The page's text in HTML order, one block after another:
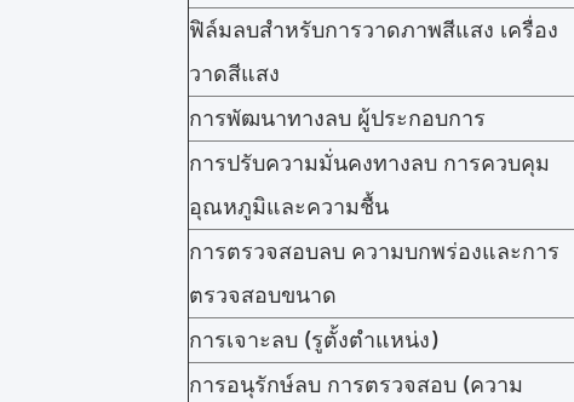
ฟิล์มลบสําหรับการวาดภาพสีแสง เครื่อง
วาดสีแสง
การพัฒนาทางลบ ผู้ประกอบการ
การปรับความมั่นคงทางลบ การควบคุม
อุณหภูมิและความชื้น
การตรวจสอบลบ ความบกพร่องและการ
ตรวจสอบขนาด
การเจาะลบ (รูตั้งตําแหน่ง)
การอนุรักษ์ลบ การตรวจสอบ (ความ